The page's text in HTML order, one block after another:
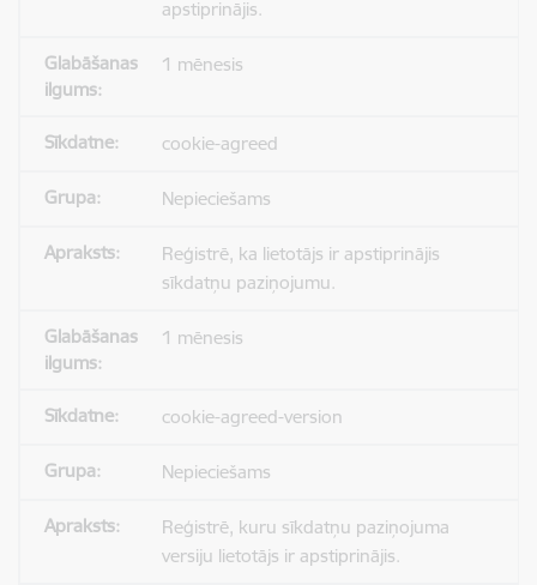
apstiprinājis.
1 mēnesis
cookie-agreed
Nepieciešams
Reģistrē, ka lietotājs ir apstiprinājis
sīkdatņu paziņojumu.
1 mēnesis
cookie-agreed-version
Nepieciešams
Reģistrē, kuru sīkdatņu paziņojuma
versiju lietotājs ir apstiprinājis.